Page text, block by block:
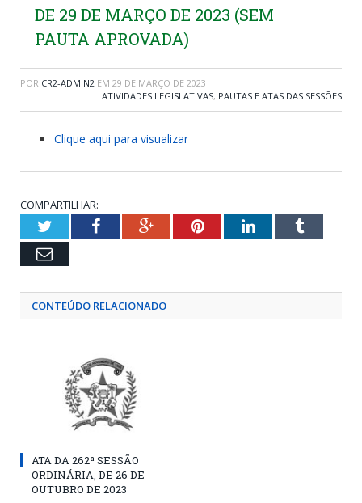
DE 29 DE MARÇO DE 2023 (SEM
PAUTA APROVADA)
POR CR2-ADMIN2 EM 29 DE MARÇO DE 2023
ATIVIDADES LEGISLATIVAS, PAUTAS E ATAS DAS SESSÕES
Clique aqui para visualizar
COMPARTILHAR:
TwitterFacebookGoogle+PinterestLinkedInTumblr
Email
CONTEÚDO RELACIONADO
ATA DA 262ª SESSÃO
ORDINÁRIA, DE 26 DE
OUTUBRO DE 2023